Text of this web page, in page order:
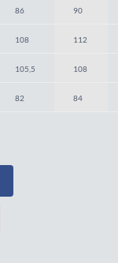
86 90
108 112
105,5 108
82 84